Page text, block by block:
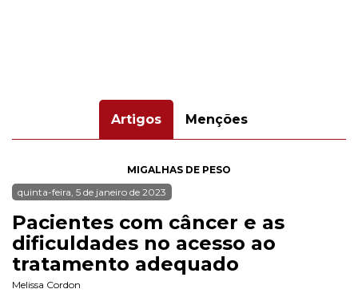
Artigos Menções
MIGALHAS DE PESO
quinta-feira, 5 de janeiro de 2023
Pacientes com câncer e as
dificuldades no acesso ao
tratamento adequado
Melissa Cordon